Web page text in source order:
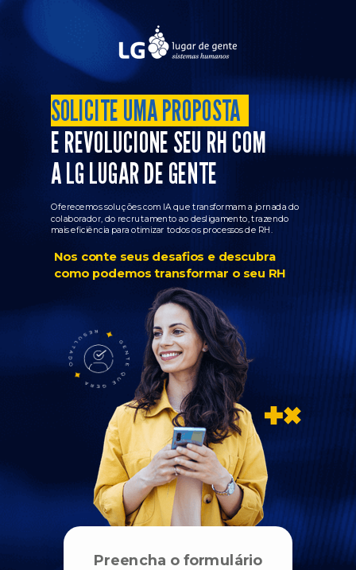
Preencha o formulário
Oferecemos soluções com IA que transformam a jornada do
colaborador, do recrutamento ao desligamento, trazendo
mais eficiência para otimizar todos os processos de RH.
SOLICITE UMA PROPOSTA
E REVOLUCIONE SEU RH COM
A LG LUGAR DE GENTE
Nos conte seus desafios e descubra
como podemos transformar o seu RH